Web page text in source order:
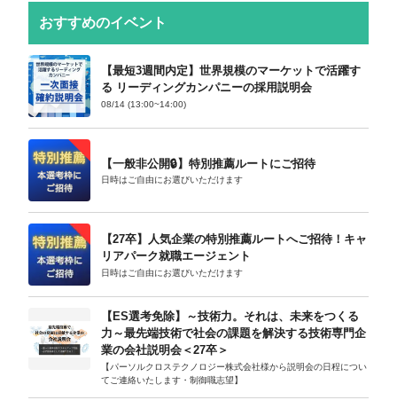
おすすめのイベント
【最短3週間内定】世界規模のマーケットで活躍す
る リーディングカンパニーの採用説明会
08/14 (13:00~14:00)
【一般非公開🔒️】特別推薦ルートにご招待
日時はご自由にお選びいただけます
【27卒】人気企業の特別推薦ルートへご招待！キャ
リアパーク就職エージェント
日時はご自由にお選びいただけます
【ES選考免除】～技術力。それは、未来をつくる
力～最先端技術で社会の課題を解決する技術専門企
業の会社説明会＜27卒＞
【パーソルクロステクノロジー株式会社様から説明会の日程につい
てご連絡いたします・制御職志望】